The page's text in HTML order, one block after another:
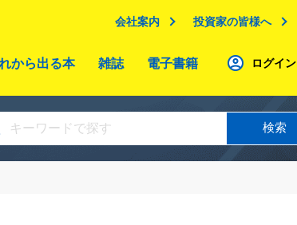
会社案内 投資家の皆様へ
から出る本 雑誌 電子書籍 ログイン
検索